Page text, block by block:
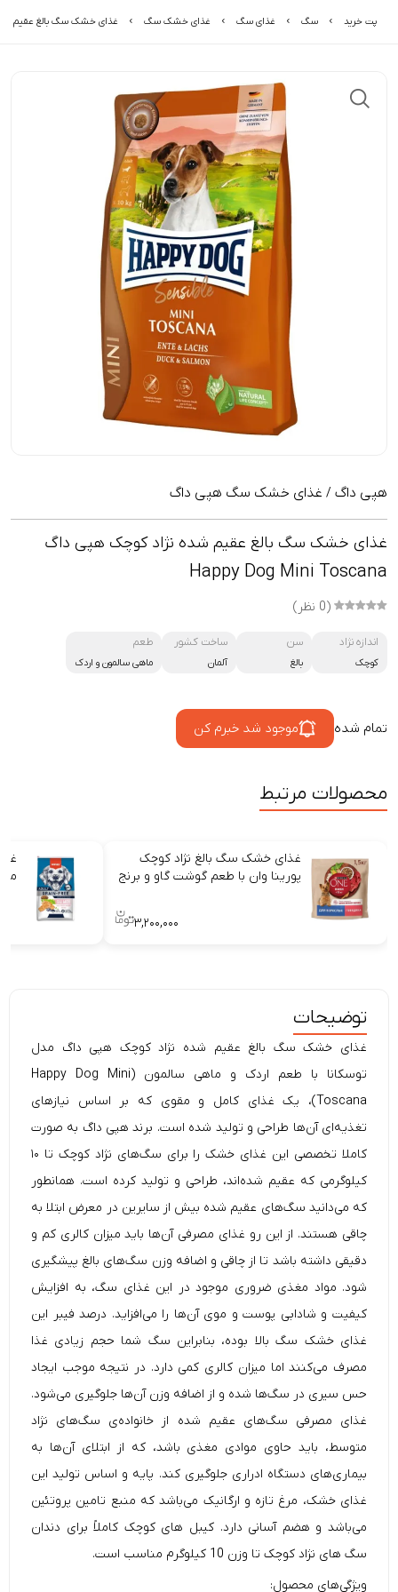
پت خرید سگ غذای سگ غذای خشک سگ غذای خشک سگ بالغ عقیم
هپی داگ / غذای خشک سگ هپی داگ
غذای خشک سگ بالغ عقیم شده نژاد کوچک هپی داگ
Happy Dog Mini Toscana
(0 نظر)
اندازه نژاد
کوچک
سن
بالغ
ساخت کشور
آلمان
طعم
ماهی سالمون و اردک
تمام شده موجود شد خبرم کن
محصولات مرتبط
غذای خشک سگ بالغ نژاد کوچک
پورینا وان با طعم گوشت گاو و برنج
۳,۲۰۰,۰۰۰
توضیحات
غذای خشک سگ بالغ عقیم شده نژاد کوچک هپی داگ مدل
توسکانا با طعم اردک و ماهی سالمون (Happy Dog Mini
Toscana)، یک غذای کامل و مقوی که بر اساس نیاز‌های
تغذیه‌ای آن‌ها طراحی و تولید شده است. برند هپی داگ به صورت
کاملا تخصصی این غذای خشک را برای سگ‌های نژاد کوچک تا ۱۰
کیلوگرمی که عقیم شده‌اند، طراحی و تولید کرده است. همانطور
که می‌دانید سگ‌های عقیم شده بیش از سایرین در معرض ابتلا به
چاقی هستند. از این رو غذای مصرفی آن‌ها باید میزان کالری کم و
دقیقی داشته باشد تا از چاقی و اضافه وزن سگ‌های بالغ پیشگیری
شود. مواد مغذی ضروری موجود در این غذای سگ، به افزایش
کیفیت و شادابی پوست و موی آن‌ها را می‌افزاید. درصد فیبر این
غذای خشک سگ بالا بوده، بنابراین سگ شما حجم زیادی غذا
مصرف می‌کنند اما میزان کالری کمی دارد. در نتیجه موجب ایجاد
حس سیری در سگ‌ها شده و از اضافه وزن آن‌ها جلوگیری می‌شود.
غذای مصرفی سگ‌های عقیم شده از خانواده‌ی سگ‌های نژاد
متوسط، باید حاوی موادی مغذی باشد، که از ابتلای آن‌ها به
بیماری‌های دستگاه ادراری جلوگیری کند. پایه و اساس تولید این
غذای خشک، مرغ تازه و ارگانیک می‌باشد که منبع تامین پروتئین
می‌باشد و هضم آسانی دارد. کیبل های کوچک کاملاً برای دندان
سگ های نژاد کوچک تا وزن 10 کیلوگرم مناسب است.
ویژگی‌های محصول: